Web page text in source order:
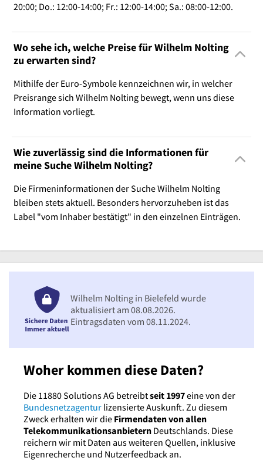
20:00; Do.: 12:00-14:00; Fr.: 12:00-14:00; Sa.: 08:00-12:00.
Wo sehe ich, welche Preise für Wilhelm Nolting
zu erwarten sind?
Mithilfe der Euro-Symbole kennzeichnen wir, in welcher
Preisrange sich Wilhelm Nolting bewegt, wenn uns diese
Information vorliegt.
Wie zuverlässig sind die Informationen für
meine Suche Wilhelm Nolting?
Die Firmeninformationen der Suche Wilhelm Nolting
bleiben stets aktuell. Besonders hervorzuheben ist das
Label "vom Inhaber bestätigt" in den einzelnen Einträgen.
Woher kommen diese Daten?
Die 11880 Solutions AG betreibtseit 1997eine von der
Bundesnetzagentur lizensierte Auskunft. Zu diesem
Zweck erhalten wir die Firmendaten von allen
Telekommunikationsanbietern Deutschlands. Diese
reichern wir mit Daten aus weiteren Quellen, inklusive
Eigenrecherche und Nutzerfeedback an.
Wilhelm Nolting in Bielefeld wurde
aktualisiert am 08.08.2026.
Eintragsdaten vom 08.11.2024.